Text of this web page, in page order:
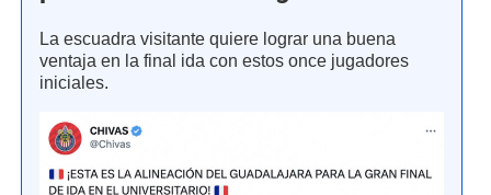
La escuadra visitante quiere lograr una buena
ventaja en la final ida con estos once jugadores
iniciales.